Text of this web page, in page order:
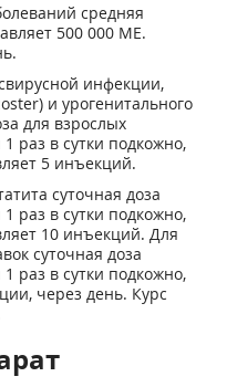
средняя
500 000 ME.
инфекции,
и урогенитального
для взрослых
раз в сутки подкожно,
5 инъекций.
суточная доза
раз в сутки подкожно,
10 инъекций. Для
суточная доза
раз в сутки подкожно,
через день. Курс